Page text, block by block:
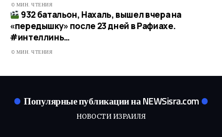
0 МИН. ЧТЕНИЯ
932 батальон, Нахаль, вышел вчера на
«передышку» после 23 дней в Рафиахе.
#интеллинь…​
0 МИН. ЧТЕНИЯ
Популярные публикации на NEWSisra.com
НОВОСТИ ИЗРАИЛЯ